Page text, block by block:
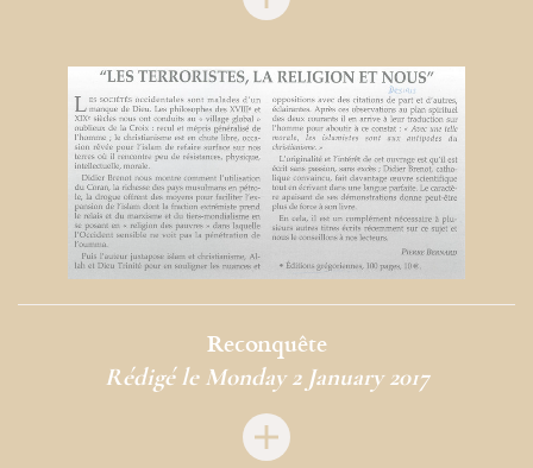
Reconquête
Rédigé le Monday 2 January 2017